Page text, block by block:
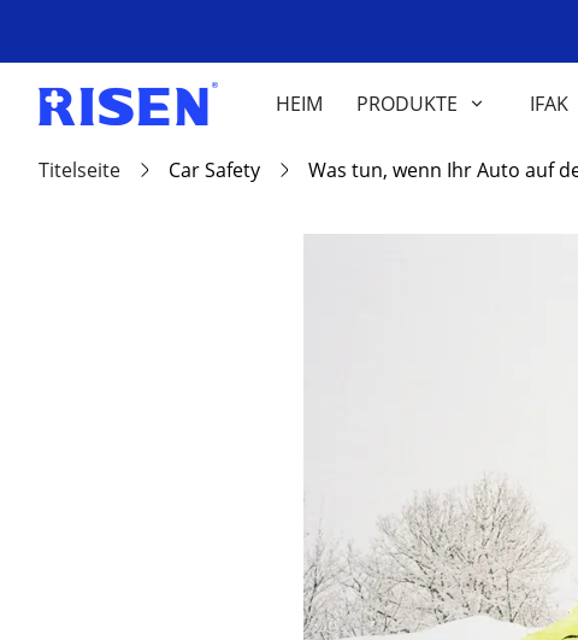
HEIM PRODUKTE IFAK
Titelseite Car Safety Was tun, wenn Ihr Auto auf